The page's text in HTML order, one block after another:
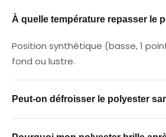
À quelle température
À quelle température repasser le
Position synthétique (basse, 1
fond ou lustre.
Peut-on défroisser le
Peut-on défroisser le polyester
Pourquoi mon polyester